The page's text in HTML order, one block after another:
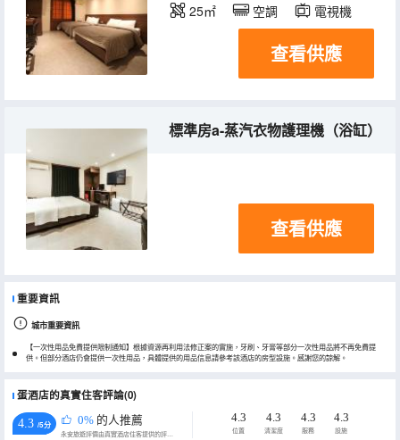
25㎡ 空調 電視機
查看供應
標準房a-蒸汽衣物護理機（浴缸）
查看供應
重要資訊
城市重要資訊
【一次性用品免費提供限制通知】根據資源再利用法修正案的實施，牙刷、牙膏等部分一次性用品將不再免費提
供。但部分酒店仍會提供一次性用品，具體提供的用品信息請參考該酒店的房型設施。感謝您的諒解。
蛋酒店的真實住客評論(0)
4.3 /5分 0% 的人推薦
永安旅遊評價由真實酒店住客提供的評價。
4.3
位置
4.3
清潔度
4.3
服務
4.3
設施